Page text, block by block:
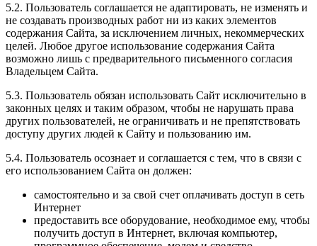
5.2. Пользователь соглашается не адаптировать, не изменять и
не создавать производных работ ни из каких элементов
содержания Сайта, за исключением личных, некоммерческих
целей. Любое другое использование содержания Сайта
возможно лишь с предварительного письменного согласия
Владельцем Сайта.
5.3. Пользователь обязан использовать Сайт исключительно в
законных целях и таким образом, чтобы не нарушать права
других пользователей, не ограничивать и не препятствовать
доступу других людей к Сайту и пользованию им.
5.4. Пользователь осознает и соглашается с тем, что в связи с
его использованием Сайта он должен:
самостоятельно и за свой счет оплачивать доступ в сеть
Интернет
предоставить все оборудование, необходимое ему, чтобы
получить доступ в Интернет, включая компьютер,